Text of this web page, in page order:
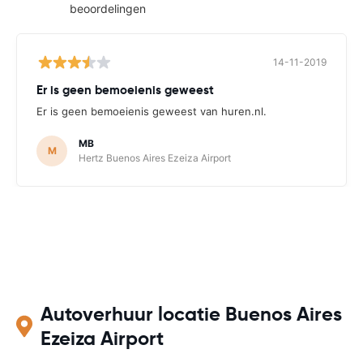
beoordelingen
14-11-2019
Er is geen bemoeienis geweest
Er is geen bemoeienis geweest van huren.nl.
M
MB
Hertz Buenos Aires Ezeiza Airport
Autoverhuur locatie Buenos Aires
Ezeiza Airport